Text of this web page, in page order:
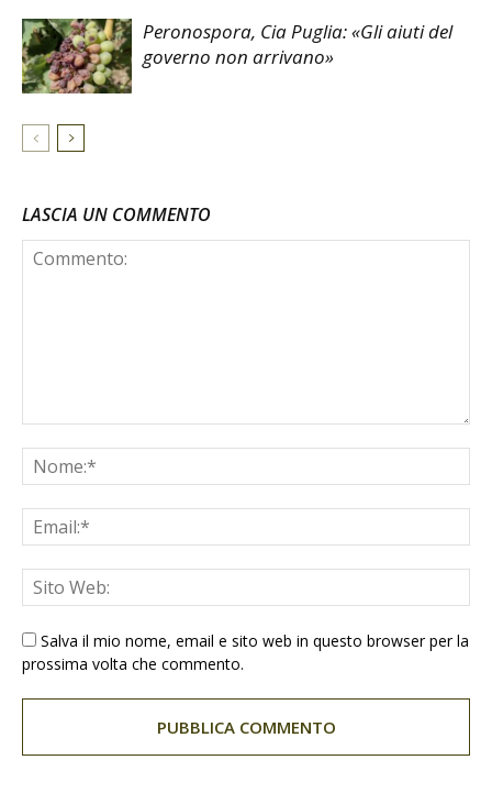
Peronospora, Cia Puglia: «Gli aiuti del
governo non arrivano»
LASCIA UN COMMENTO
Salva il mio nome, email e sito web in questo browser per la
prossima volta che commento.